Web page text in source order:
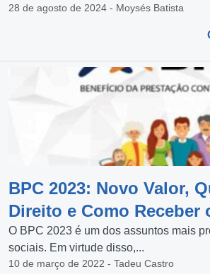
28 de agosto de 2024 - Moysés Batista
BPC 2023: Novo Valor,
Direito e Como Receber
O BPC 2023 é um dos assuntos mais
sociais. Em virtude disso,...
10 de março de 2022 - Tadeu Castro